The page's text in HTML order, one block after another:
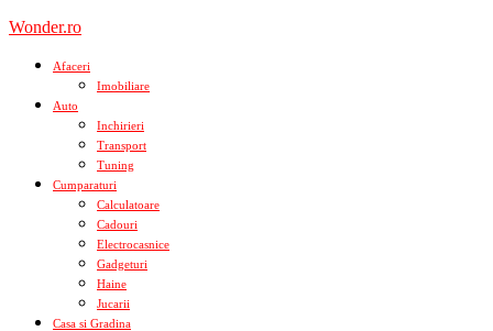
Skip
content
Wonder.ro
Afaceri
Imobiliare
Auto
Inchirieri
Transport
Tuning
Cumparaturi
Calculatoare
Cadouri
Electrocasnice
Gadgeturi
Haine
Jucarii
Casa si Gradina